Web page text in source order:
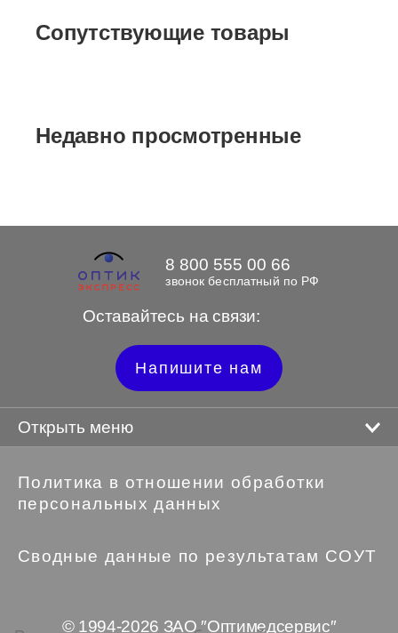
Сопутствующие товары
Недавно просмотренные
Оставайтесь на связи:
8 800 555 00 66
звонок бесплатный по РФ
Напишите нам
Открыть меню
Политика в отношении обработки
персональных данных
Сводные данные по результатам СОУТ
© 1994-2026 ЗАО ″Оптимедсервис″